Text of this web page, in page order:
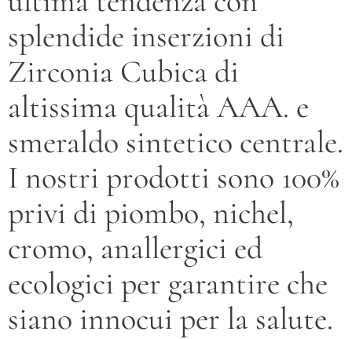
splendide inserzioni di
Zirconia Cubica di
altissima qualità AAA. e
smeraldo sintetico centrale.
I nostri prodotti sono 100%
privi di piombo, nichel,
cromo, anallergici ed
ecologici per garantire che
siano innocui per la salute.